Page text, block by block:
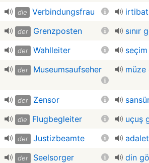
die Verbindungsfrau
der Grenzposten sınır
der Wahlleiter
der Museumsaufseher müze
der Zensor
die Flugbegleiter uçuş
der Justizbeamte
der Seelsorger din